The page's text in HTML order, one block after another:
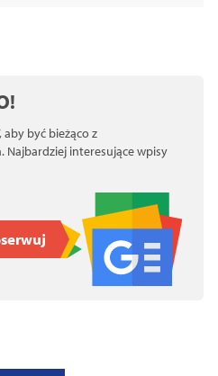
aby być bieżąco z
Najbardziej interesujące wpisy